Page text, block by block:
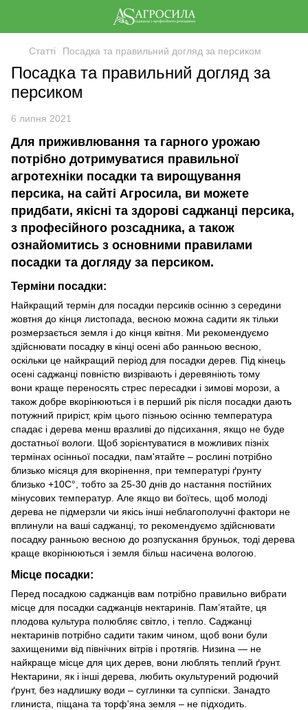
Статті Посадка та правильний догляд за персиком
Посадка та правильний догляд за
персиком
6 липня 2021
Для приживлювання та гарного урожаю
потрібно дотримуватися правильної
агротехніки посадки та вирощування
персика, на сайті Агросила, ви можете
придбати, якісні та здорові саджанці персика,
з професійного розсадника, а також
ознайомитись з основними правилами
посадки та догляду за персиком.
Терміни посадки:
Найкращий термін для посадки персиків осінню з середини
жовтня до кінця листопада, весною можна садити як тільки
розмерзається земля і до кінця квітня. Ми рекомендуємо
здійснювати посадку в кінці осені або ранньою весною,
оскільки це найкращий період для посадки дерев. Під кінець
осені саджанці повністю визрівають і деревяніють тому
вони краще переносять стрес пересадки і зимові морози, а
також добре вкорінюються і в перший рік після посадки дають
потужний приріст, крім цього пізньою осінню температура
спадає і дерева менш вразливі до підсихання, якщо не буде
достатньої вологи. Щоб зорієнтуватися в можливих пізніх
термінах осінньої посадки, пам'ятайте – рослині потрібно
близько місяця для вкорінення, при температурі ґрунту
близько +10С°, тобто за 25-30 днів до настання постійних
мінусових температур. Але якщо ви боїтесь, щоб молоді
дерева не підмерзли чи якісь інші неблагополучні фактори не
вплинули на ваші саджанці, то рекомендуємо здійснювати
посадку ранньою весною до розпускання бруньок, тоді дерева
краще вкорінюються і земля більш насичена вологою.
Місце посадки:
Перед посадкою саджанців вам потрібно правильно вибрати
місце для посадки саджанців нектаринів. Пам’ятайте, ця
плодова культура полюбляє світло, і тепло. Саджанці
нектаринів потрібно садити таким чином, щоб вони були
захищеними від північних вітрів і протягів. Низина — не
найкраще місце для цих дерев, вони люблять теплий ґрунт.
Нектарини, як і інші дерева, любить окультурений родючий
ґрунт, без надлишку води – суглинки та суппіски. Занадто
глиниста, піщана та торф'яна земля – не підходить.